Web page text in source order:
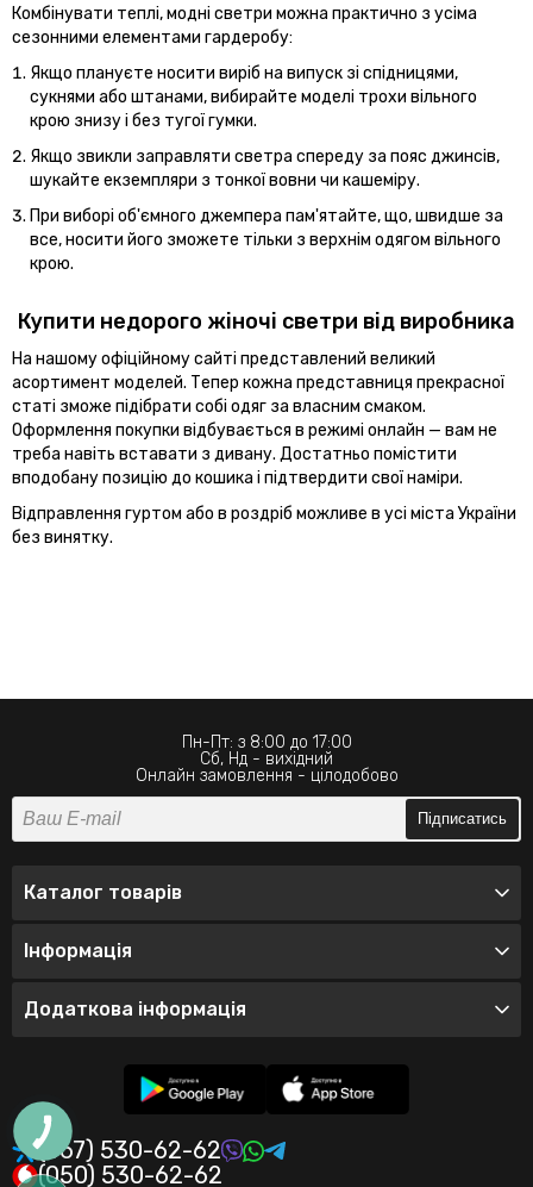
Комбінувати теплі, модні светри можна практично з усіма
сезонними елементами гардеробу:
Якщо плануєте носити виріб на випуск зі спідницями,
сукнями або штанами, вибирайте моделі трохи вільного
крою знизу і без тугої гумки.
Якщо звикли заправляти светра спереду за пояс джинсів,
шукайте екземпляри з тонкої вовни чи кашеміру.
При виборі об'ємного джемпера пам'ятайте, що, швидше за
все, носити його зможете тільки з верхнім одягом вільного
крою.
Купити недорого жіночі светри від виробника
На нашому офіційному сайті представлений великий
асортимент моделей. Тепер кожна представниця прекрасної
статі зможе підібрати собі одяг за власним смаком.
Оформлення покупки відбувається в режимі онлайн — вам не
треба навіть вставати з дивану. Достатньо помістити
вподобану позицію до кошика і підтвердити свої наміри.
Відправлення гуртом або в роздріб можливе в усі міста України
без винятку.
Пн-Пт: з 8:00 до 17:00
Сб, Нд - вихідний
Онлайн замовлення - цілодобово
Підписатись
Каталог товарів
Інформація
Додаткова інформація
(067) 530-62-62
(050) 530-62-62